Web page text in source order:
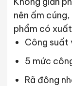
nên ấm
phẩm có
Công suất
5 mức
Rã đông